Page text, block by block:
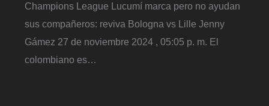
Champions League Lucumí marca pero no ayudan
sus compañeros: reviva Bologna vs Lille Jenny
Gámez 27 de noviembre 2024 , 05:05 p. m. El
colombiano es…